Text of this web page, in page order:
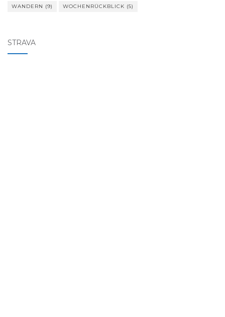
WANDERN (9) WOCHENRÜCKBLICK (5)
STRAVA